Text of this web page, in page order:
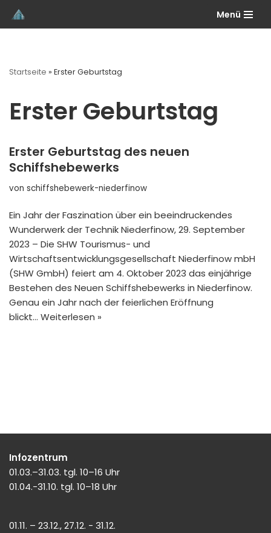
Zum
Menü
Startseite » Erster Geburtstag
Erster Geburtstag
Erster Geburtstag des neuen
Schiffshebewerks
von schiffshebewerk-niederfinow
Ein Jahr der Faszination über ein beeindruckendes
Wunderwerk der Technik Niederfinow, 29. September
2023 – Die SHW Tourismus- und
Wirtschaftsentwicklungsgesellschaft Niederfinow mbH
(SHW GmbH) feiert am 4. Oktober 2023 das einjährige
Bestehen des Neuen Schiffshebewerks in Niederfinow.
Genau ein Jahr nach der feierlichen Eröffnung
blickt… Weiterlesen »
Infozentrum
01.03.–31.03. tgl. 10–16 Uhr
01.04.-31.10. tgl. 10–18 Uhr
01.11. – 23.12., 27.12. - 31.12.